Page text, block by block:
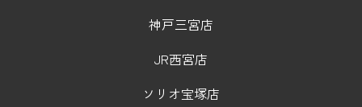
神戸三宮店
JR西宮店
ソリオ宝塚店